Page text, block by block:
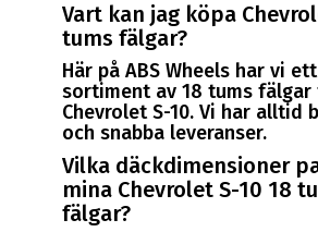
Vart kan jag köpa
tums fälgar?
Här på ABS Wheels har vi
sortiment av 18 tums
Chevrolet S-10. Vi har alltid
och snabba leveranser.
Vilka däckdimensioner
mina Chevrolet S-10 18
fälgar?